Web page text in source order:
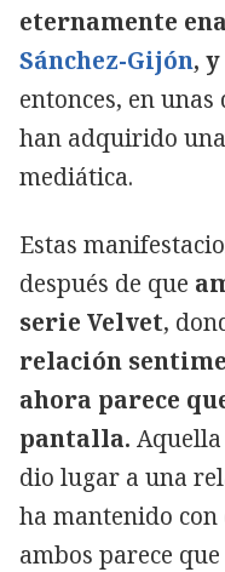
eternamente
Sánchez-Gijón,
entonces, en
han adquirido
mediática.
Estas
después de que
serie Velvet,
relación
ahora parece
pantalla.
dio lugar a una
ha mantenido con
ambos parece